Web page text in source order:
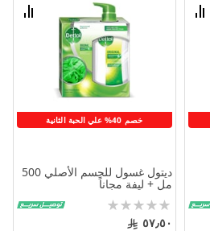
قارن
خصم 40% علي الحبة الثانية
قارن
ديتول غسول للجسم الأصلي 500
مل + ليفة مجاناً
Rating:
0%
٥٧٫٥٠